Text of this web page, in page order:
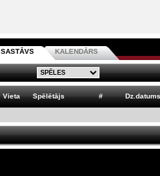
SASTĀVS KALENDĀRS
Vieta Spēlētājs # Dz.datums